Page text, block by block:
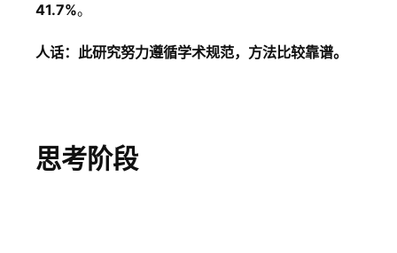
41.7%。
人话：此研究努力遵循学术规范，方法比较靠谱。
思考阶段